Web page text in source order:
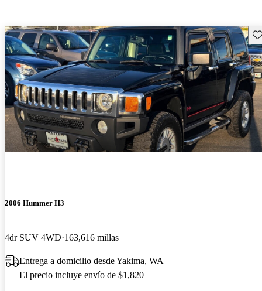
2006 Hummer H3
4dr SUV 4WD 163,616 millas
Entrega a domicilio desde Yakima, WA
El precio incluye envío de $1,820